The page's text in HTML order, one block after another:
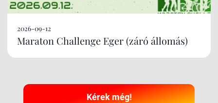
2026-09-12
Maraton Challenge Eger (záró állomás)
Kérek még!